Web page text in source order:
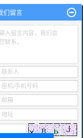
们留言
入留言内容，我们会
联系。
联系人
座机/手机号码
邮箱
地址